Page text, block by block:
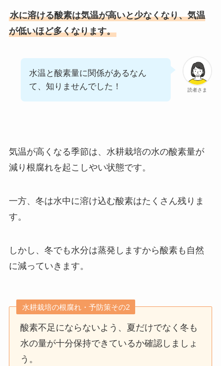
水に溶ける酸素は気温が高いと少なくなり、気温
が低いほど多くなります。
読者さま
水温と酸素量に関係があるなん
て、知りませんでした！
気温が高くなる季節は、水耕栽培の水の酸素量が
減り根腐れを起こしやい状態です。
一方、冬は水中に溶け込む酸素はたくさん残りま
す。
しかし、冬でも水分は蒸発しますから酸素も自然
に減っていきます。
水耕栽培の根腐れ・予防策その2
酸素不足にならないよう、夏だけでなく冬も
水の量が十分保持できているか確認しましょ
う。